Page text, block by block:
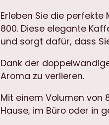
Erleben Sie die
800. Diese elegante
und sorgt dafür, dass
Dank der
Aroma zu verlieren.
Mit einem Volumen von
Hause, im Büro oder in